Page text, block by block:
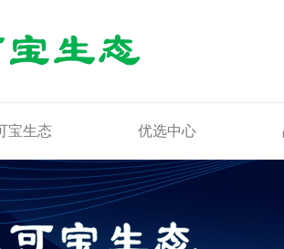
宝生态 优选中心